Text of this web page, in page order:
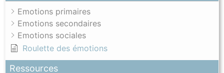
Emotions primaires
Emotions secondaires
Emotions sociales
Roulette des émotions
Ressources